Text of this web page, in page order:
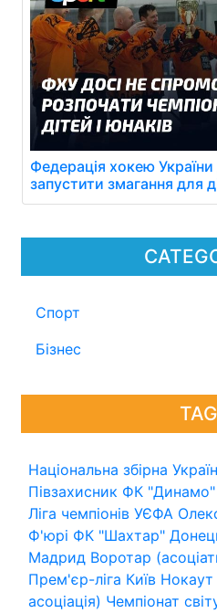
Спорт
Бізнес
Національна збірна
Півзахисник ФК "Динамо"
Ліга чемпіонів УЄФА
Ф'юрі ФК "Шахтар"
Мадрид Воротар
Прем'єр-ліга Київ Нокаут
асоціація) Чемпіонат
Федерація хокею України
запустити змагання для